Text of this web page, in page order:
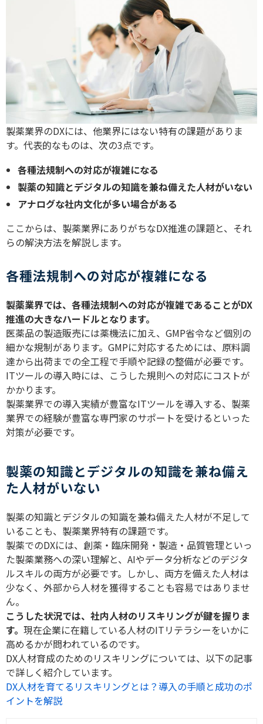
製薬業界のDXには、他業界にはない特有の課題がありま
す。代表的なものは、次の3点です。
各種法規制への対応が複雑になる
製薬の知識とデジタルの知識を兼ね備えた人材がいない
アナログな社内文化が多い場合がある
ここからは、製薬業界にありがちなDX推進の課題と、それ
らの解決方法を解説します。
各種法規制への対応が複雑になる
製薬業界では、各種法規制への対応が複雑であることがDX
推進の大きなハードルとなります。
医薬品の製造販売には薬機法に加え、 GMP省令など個別の
細かな規制があります。 GMPに対応するためには、原料調
達から出荷までの全工程で手順や記録の整備が必要です。
ITツールの導入時には、こうした規則への対応にコストが
かかります。
製薬業界での導入実績が豊富なITツールを導入する、製薬
業界での経験が豊富な専門家のサポートを受けるといった
対策が必要です。
製薬の知識とデジタルの知識を兼ね備え
た人材がいない
製薬の知識とデジタルの知識を兼ね備えた人材が不足して
いることも、製薬業界特有の課題です。
製薬でのDXには、創薬・臨床開発・製造・品質管理といっ
た製薬業務への深い理解と、 AIやデータ分析などのデジタ
ルスキルの両方が必要です。しかし、両方を備えた人材は
少なく、外部から人材を獲得することも容易ではありませ
ん。
こうした状況では、社内人材のリスキリングが鍵を握りま
す。 現在企業に在籍している人材のITリテラシーをいかに
高めるかが問われているのです。
DX人材育成のためのリスキリングについては、以下の記事
で詳しく紹介しています。
DX人材を育てるリスキリングとは？導入の手順と成功のポ
イントを解説